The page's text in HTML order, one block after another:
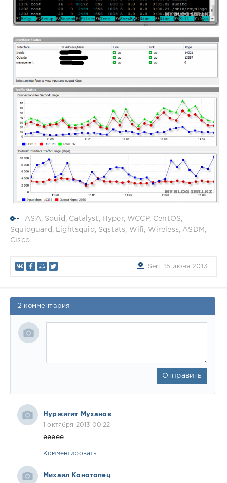
ASA Squid Catalyst Hyper, WCCP, CentOS
Squidguard
Lightsquid Sqstats Wifi Wireless ASDM
Cisco
Serj, 15 июня 2013
2 комментария
Отправить
Нуржигит Муханов
1 октября 2013 00:22
еееее
Комментировать
Михаил Конотопец